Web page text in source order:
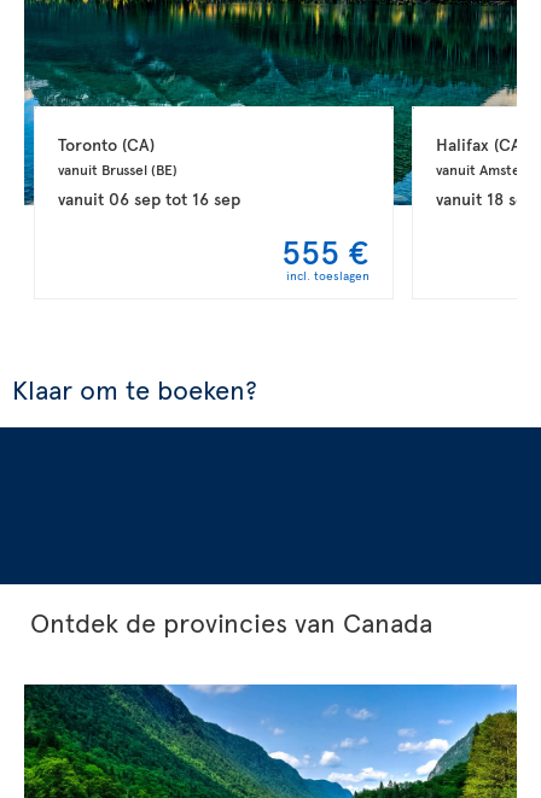
Toronto (CA)
vanuit Brussel (BE)
vanuit 06 septot 16 sep
555 €
incl. toeslagen
Halifax (CA)
vanuit
vanuit 18 sep
Klaar om te boeken?
Ontdek de provincies van Canada